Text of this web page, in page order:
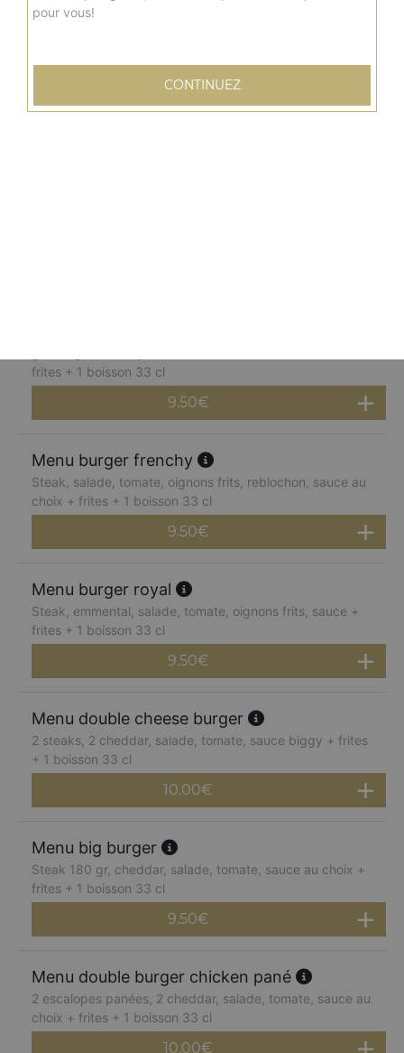
8.50€
frites + 1 boisson 33 cl
9.50€
Menu burger frenchy
Steak, salade, tomate, oignons frits, reblochon, sauce au
choix + frites + 1 boisson 33 cl
9.50€
Menu burger royal
Steak, emmental, salade, tomate, oignons frits, sauce +
frites + 1 boisson 33 cl
9.50€
Menu double cheese burger
2 steaks, 2 cheddar, salade, tomate, sauce biggy + frites
+ 1 boisson 33 cl
10.00€
Menu big burger
Steak 180 gr, cheddar, salade, tomate, sauce au choix +
frites + 1 boisson 33 cl
9.50€
Menu double burger chicken pané
2 escalopes panées, 2 cheddar, salade, tomate, sauce au
choix + frites + 1 boisson 33 cl
10.00€
pour vous!
CONTINUEZ